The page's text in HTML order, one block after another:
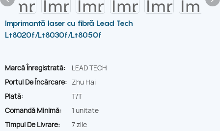
Imprimantă laser cu fibră Lead Tech
Lt8020f/Lt8030f/Lt8050f
Marcă Înregistrată:
LEAD TECH
Portul De Încărcare: Zhu Hai
Plată:
T/T
Comandă Minimă:
1 unitate
Timpul De Livrare:
7 zile